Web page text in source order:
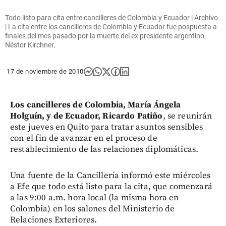
Todo listo para cita entre cancilleres de Colombia y Ecuador | Archivo
| La cita entre los cancilleres de Colombia y Ecuador fue pospuesta a
finales del mes pasado por la muerte del ex presidente argentino,
Néstor Kirchner.
17 de noviembre de 2010
Los cancilleres de Colombia, María Ángela
Holguín, y de Ecuador, Ricardo Patiño, se reunirán
este jueves en Quito para tratar asuntos sensibles
con el fin de avanzar en el proceso de
restablecimiento de las relaciones diplomáticas.
Una fuente de la Cancillería informó este miércoles
a Efe que todo está listo para la cita, que comenzará
a las 9:00 a.m. hora local (la misma hora en
Colombia) en los salones del Ministerio de
Relaciones Exteriores.